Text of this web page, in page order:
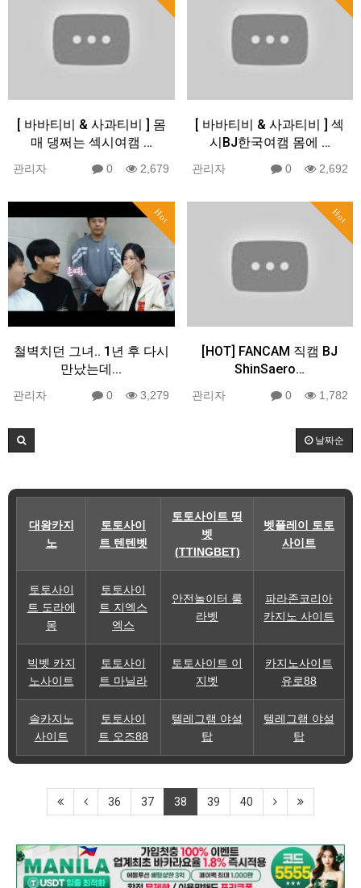
[ 바바티비 & 사과티비 ] 몸
매 댕쩌는 섹시여캠 …
관리자 0 2,679
[ 바바티비 & 사과티비 ] 섹
시BJ한국여캠 몸에 …
관리자 0 2,692
Hot
철벽치던 그녀.. 1년 후 다시
만났는데...
관리자 0 3,279
Hot
[HOT] FANCAM 직캠 BJ
ShinSaero…
관리자 0 1,782
날짜순
대왕카지
노
토토사이
트 텐텐벳
토토사이트 띵
벳
(TTINGBET)
벳플레이 토토
사이트
토토사이
트 도라에
몽
토토사이
트 지엑스
엑스
안전놀이터 룰
라벳
파라존코리아
카지노 사이트
빅벳 카지
노사이트
토토사이
트 마닐라
토토사이트 이
지벳
카지노사이트
유로88
솔카지노
사이트
토토사이
트 오즈88
텔레그램 야설
탑
텔레그램 야설
탑
36 37 38 39 40